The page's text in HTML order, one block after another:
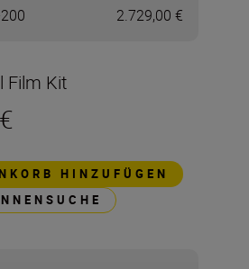
2.729,00 €
Film Kit
HINZUFÜGEN